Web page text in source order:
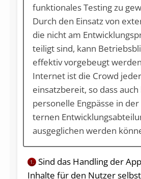
funktio­nales Testing zu
Durch den Einsatz von
die nicht am
teiligt sind, kann
effektiv vor­gebeugt
In­ternet ist die Crowd
ein­satzbereit, so dass
personel­le Engpässe in
ternen
aus­ge­gli­chen wer­den
1.
Sind das Handling der
Inhalte für den Nutzer